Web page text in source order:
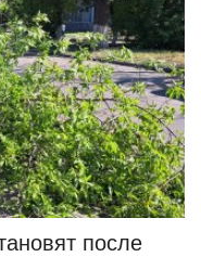
после